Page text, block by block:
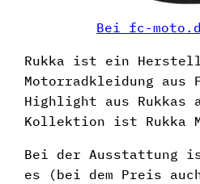
Bei fc-
Rukka ist ein
Motorradkleidung aus
Highlight aus Rukkas
Kollektion ist Rukka
Bei der Ausstattung
es (bei dem Preis